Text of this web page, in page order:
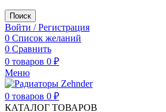
Поиск
Войти / Регистрация
0 Список желаний
0 Сравнить
0 товаров 0 ₽
Меню
0 товаров 0 ₽
КАТАЛОГ ТОВАРОВ